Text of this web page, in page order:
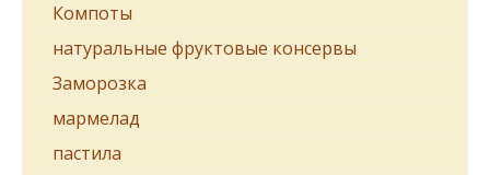
Компоты
натуральные фруктовые консервы
Заморозка
мармелад
пастила